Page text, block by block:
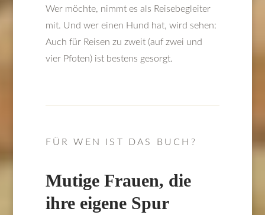
Wer möchte, nimmt es als Reisebegleiter
mit. Und wer einen Hund hat, wird sehen:
Auch für Reisen zu zweit (auf zwei und
vier Pfoten) ist bestens gesorgt.
FÜR WEN IST DAS BUCH?
Mutige Frauen, die
ihre eigene Spur